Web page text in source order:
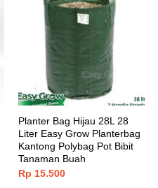
Planter Bag Hijau 28L 28
Liter Easy Grow Planterbag
Kantong Polybag Pot Bibit
Tanaman Buah
Rp 15.500